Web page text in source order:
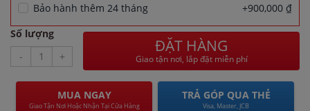
Bảo hành thêm 24 tháng
+900,000 ₫
Số lượng
-
+
ĐẶT HÀNG
Giao tận nơi, lắp đặt miễn phí
MUA NGAY
Giao Tận Nơi Hoặc Nhận Tại Cửa Hàng
TRẢ GÓP QUA THẺ
Visa, Master, JCB